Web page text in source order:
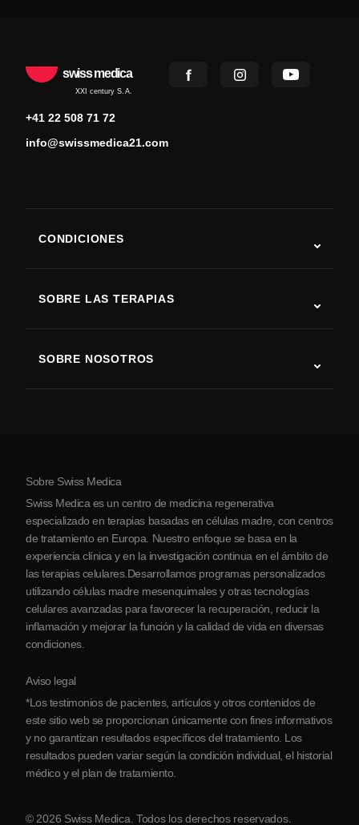
swiss medica
XXI century S.A.
+41 22 508 71 72
info@swissmedica21.com
CONDICIONES
Enfermedad de Parkinson
Artritis
SOBRE LAS TERAPIAS
SOBRE NOSOTROS
Sobre Serbia
Colaboraciones
Sobre Swiss Medica
Swiss Medica es un centro de medicina regenerativa
especializado en terapias basadas en células madre, con centros
de tratamiento en Europa. Nuestro enfoque se basa en la
experiencia clínica y en la investigación continua en el ámbito de
las terapias celulares.Desarrollamos programas personalizados
utilizando células madre mesenquimales y otras tecnologías
celulares avanzadas para favorecer la recuperación, reducir la
inflamación y mejorar la función y la calidad de vida en diversas
condiciones.
Aviso legal
*Los testimonios de pacientes, artículos y otros contenidos de
este sitio web se proporcionan únicamente con fines informativos
y no garantizan resultados específicos del tratamiento. Los
resultados pueden variar según la condición individual, el historial
médico y el plan de tratamiento.
© 2026 Swiss Medica. Todos los derechos reservados.